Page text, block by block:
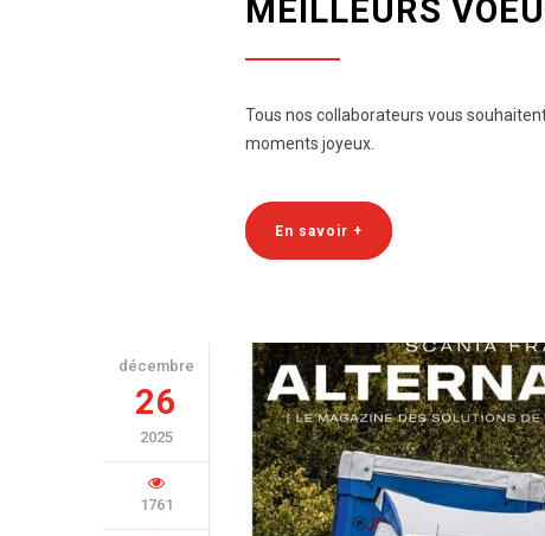
MEILLEURS
Tous nos collaborateurs vous
moments joyeux.
En savoir +
décembre
26
2025
1761